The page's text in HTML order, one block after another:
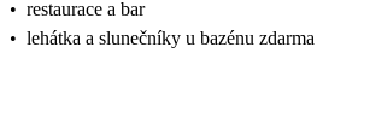
• restaurace a bar
• lehátka a slunečníky u bazénu zdarma